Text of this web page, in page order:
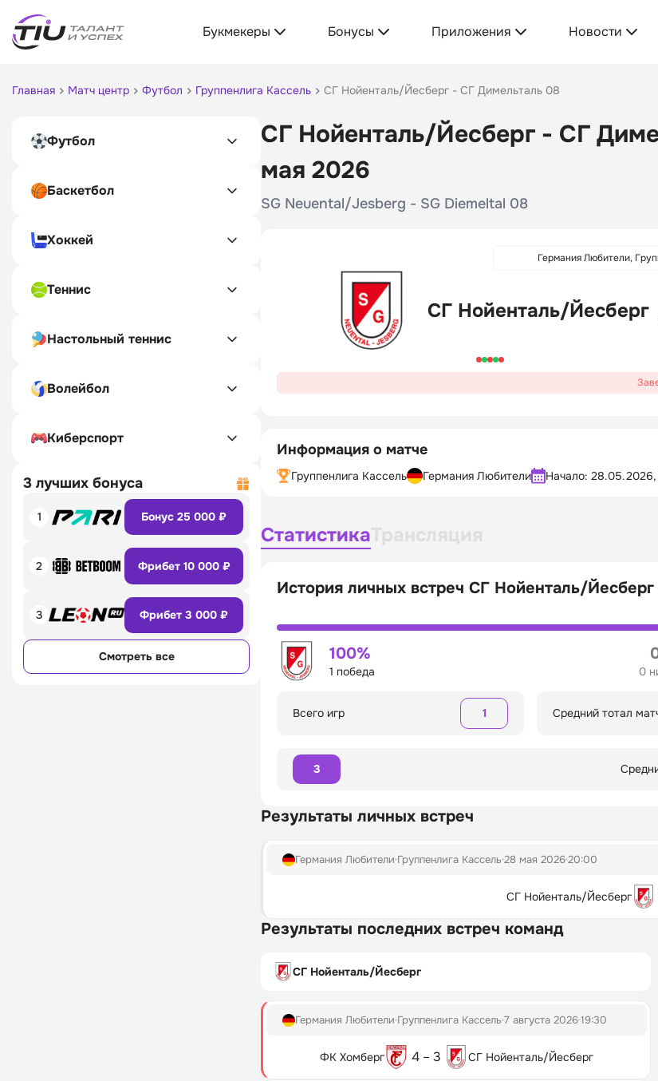
Букмекеры Бонусы Приложения Новости
Главная Матч центр Футбол Группенлига Кассель СГ Нойенталь/Йесберг - СГ Димельталь 08
Футбол
Баскетбол
Хоккей
Теннис
Настольный теннис
Волейбол
Киберспорт
3 лучших бонуса
1 Бонус 25 000 ₽
2 Фрибет 10 000 ₽
3 Фрибет 3 000 ₽
Смотреть все
СГ Нойенталь/Йесберг - СГ
мая 2026
SG Neuental/Jesberg - SG Diemeltal 08
Германия Любители,
СГ Нойенталь/Йесберг
Информация о матче
Группенлига Кассель Германия Любители Начало:
Статистика
История личных встреч СГ Нойенталь/
100%
1 победа 0
Всего игр 1 Средний тотал
3
Результаты личных встреч
Германия Любители Группенлига Кассель 28 мая 202620:00
СГ Нойенталь/Йесберг
Результаты последних встреч команд
СГ Нойенталь/Йесберг
Германия Любители Группенлига Кассель 7 августа 202619:30
ФК Хомберг 4 – 3 СГ Нойенталь/Йесберг